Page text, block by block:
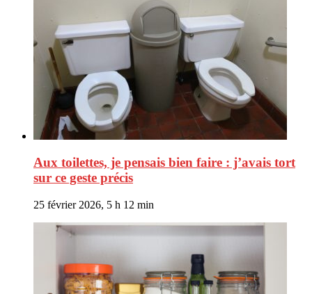
Aux toilettes, je pensais bien faire : j’avais tort
sur ce geste précis
25 février 2026, 5 h 12 min